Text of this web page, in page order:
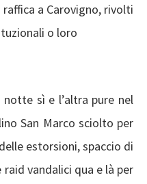
a Carovigno, rivolti
o loro
sì e l’altra pure nel
San Marco sciolto per
estorsioni, spaccio di
vandalici qua e là per